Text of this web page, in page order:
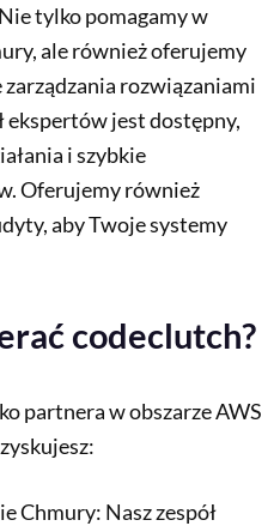
tylko pomagamy w
ale również oferujemy
zarządzania rozwiązaniami
ekspertów jest dostępny,
i szybkie
Oferujemy również
aby Twoje systemy
codeclutch?
partnera w obszarze AWS
Chmury: Nasz zespół